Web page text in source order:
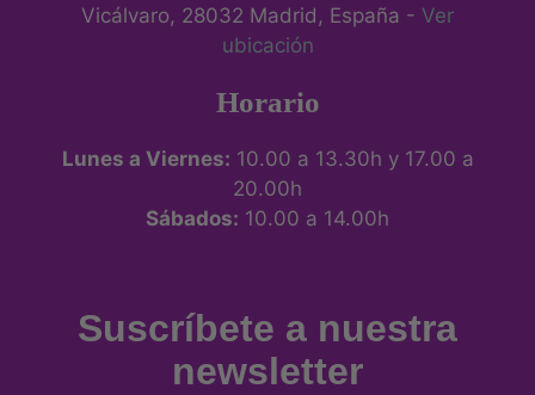
Vicálvaro, 28032 Madrid, España - Ver
ubicación
Horario
Lunes a Viernes: 10.00 a 13.30h y 17.00 a
20.00h
Sábados: 10.00 a 14.00h
Suscríbete a nuestra
newsletter